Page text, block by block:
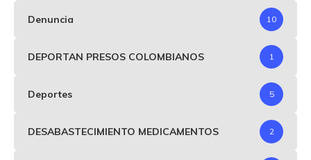
Denuncia 10
DEPORTAN PRESOS COLOMBIANOS 1
Deportes 5
DESABASTECIMIENTO MEDICAMENTOS 2